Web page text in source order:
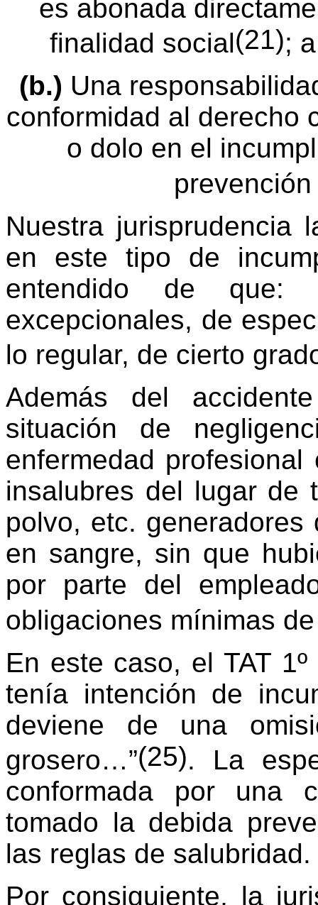
es abonada
finalidad social(21);
(b.) Una
conformidad al derecho
o dolo en el
Nuestra jurisprudencia
en este tipo de
entendido de que:
excepcionales, de
lo regular, de cierto
Además del
situación de
enfermedad
insalubres del lugar de
polvo, etc.
en sangre, sin que
por parte del
obligaciones mínimas
En este caso, el TAT
tenía intención de
deviene de una
grosero…”(25). La
conformada por una
tomado la debida
las reglas de salubridad.
Por consiguiente, la